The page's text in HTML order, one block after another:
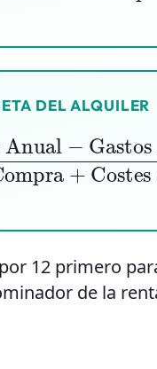
DEL ALQUILER
Anuales
×100
12 primero
de la